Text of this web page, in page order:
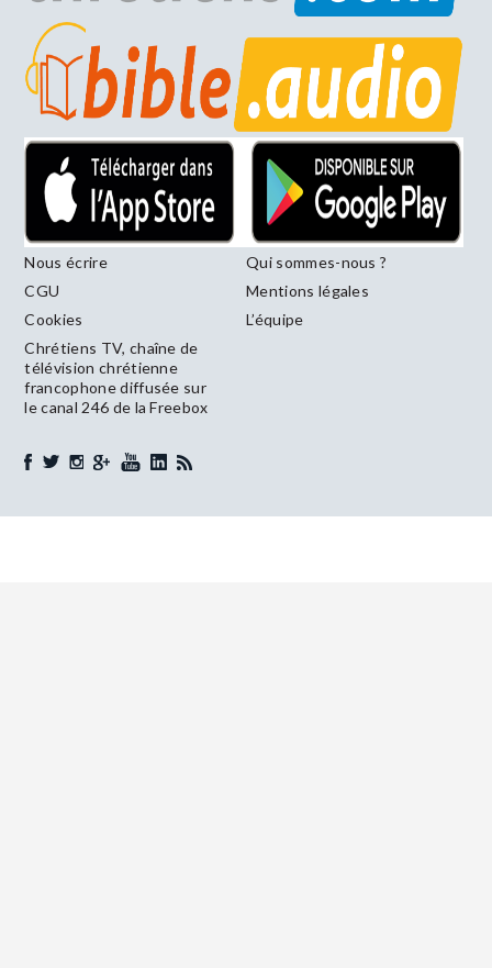
Nous écrire
Qui sommes-nous ?
CGU
Mentions légales
Cookies
L’équipe
Chrétiens TV, chaîne de
télévision chrétienne
francophone diffusée sur
le canal 246 de la Freebox